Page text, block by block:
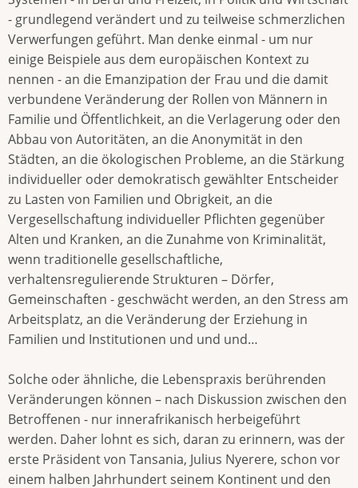
- grundlegend verändert und zu teilweise schmerzlichen
Verwerfungen geführt. Man denke einmal - um nur
einige Beispiele aus dem europäischen Kontext zu
nennen - an die Emanzipation der Frau und die damit
verbundene Veränderung der Rollen von Männern in
Familie und Öffentlichkeit, an die Verlagerung oder den
Abbau von Autoritäten, an die Anonymität in den
Städten, an die ökologischen Probleme, an die Stärkung
individueller oder demokratisch gewählter Entscheider
zu Lasten von Familien und Obrigkeit, an die
Vergesellschaftung individueller Pflichten gegenüber
Alten und Kranken, an die Zunahme von Kriminalität,
wenn traditionelle gesellschaftliche,
verhaltensregulierende Strukturen – Dörfer,
Gemeinschaften - geschwächt werden, an den Stress am
Arbeitsplatz, an die Veränderung der Erziehung in
Familien und Institutionen und und und…
Solche oder ähnliche, die Lebenspraxis berührenden
Veränderungen können – nach Diskussion zwischen den
Betroffenen - nur innerafrikanisch herbeigeführt
werden. Daher lohnt es sich, daran zu erinnern, was der
erste Präsident von Tansania, Julius Nyerere, schon vor
einem halben Jahrhundert seinem Kontinent und den